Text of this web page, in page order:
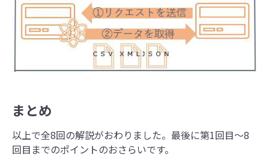
まとめ
以上で全8回の解説がおわりました。最後に第1回目～8
回目までのポイントのおさらいです。